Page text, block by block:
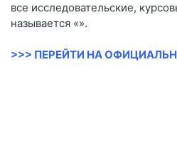
все исследовательские,
называется «».
>>> ПЕРЕЙТИ НА